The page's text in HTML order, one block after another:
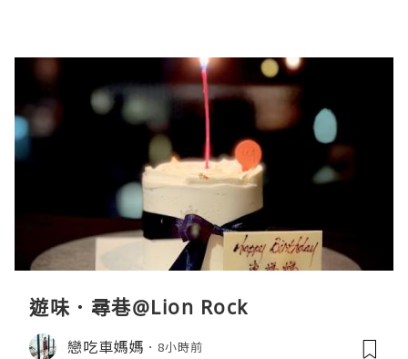
遊味．尋巷@Lion Rock
戀吃車媽媽 8小時前